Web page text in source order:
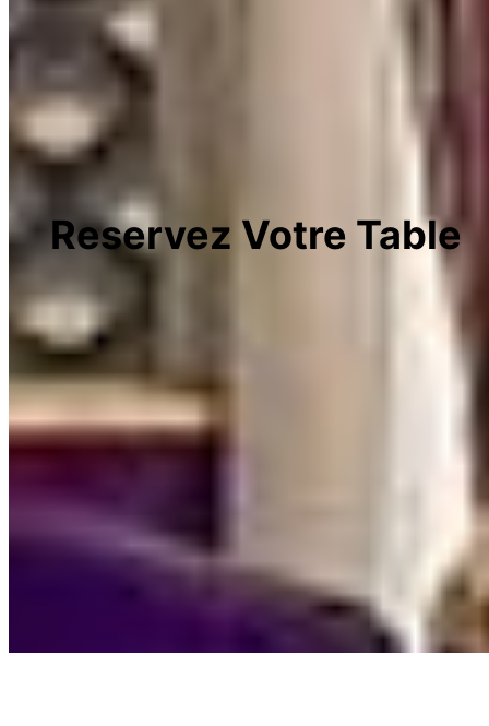
Reservez Votre Table